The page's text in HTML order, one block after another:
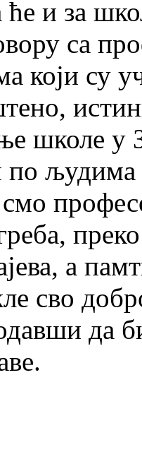
ће и за
са
који су
школе у
људима
а
сво
да